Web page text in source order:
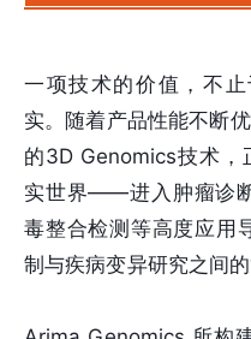
一项技术的价值，不
实。随着产品性能不断
的3D Genomics技术，
实世界——进入肿瘤诊
毒整合检测等高度应用
制与疾病变异研究之间的